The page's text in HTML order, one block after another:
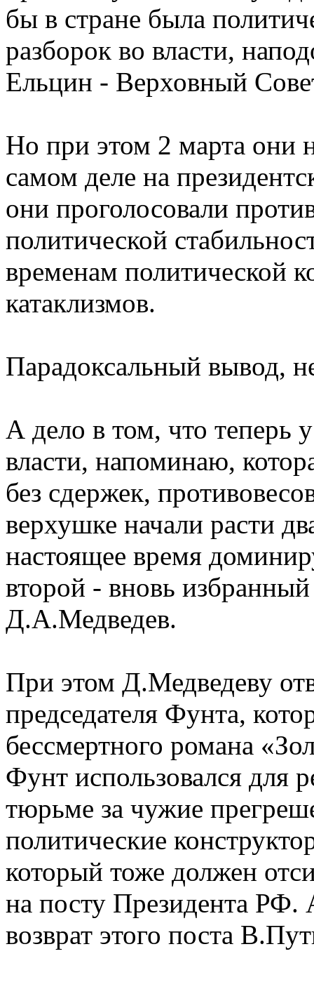
бы в стране была
разборок во власти,
Ельцин - Верховный
Но при этом 2 марта они
самом деле на
они проголосовали
политической
временам политической
катаклизмов.
Парадоксальный вывод,
А дело в том, что теперь
власти, напоминаю,
без сдержек,
верхушке начали расти
настоящее время
второй - вновь
Д.А.Медведев.
При этом Д.Медведеву
председателя Фунта,
бессмертного романа
Фунт использовался для
тюрьме за чужие
политические
который тоже должен
на посту Президента РФ.
возврат этого поста